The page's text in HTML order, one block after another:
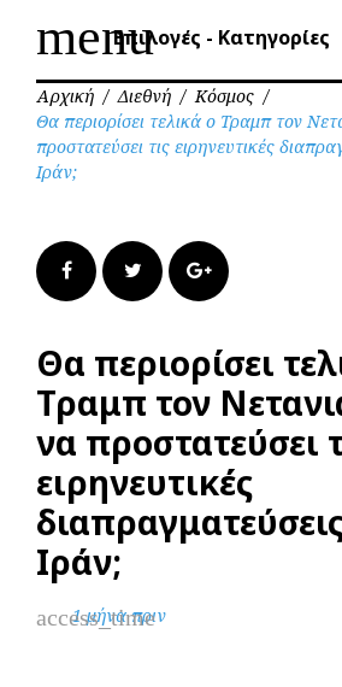
menuΕπιλογές - Κατηγορίες
Αρχική / Διεθνή / Κόσμος /
Θα περιορίσει τελικά ο Τραμπ τον
προστατεύσει τις ειρηνευτικές
Ιράν;
FacebookTwitter Google+
Θα περιορίσει
Τραμπ τον
να προστατεύσει
ειρηνευτικές
Ιράν;
access_time
1 μήνα πριν